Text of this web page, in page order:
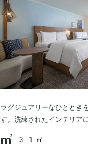
ラグジュアリーなひととき
す。洗練されたインテリア
31㎡